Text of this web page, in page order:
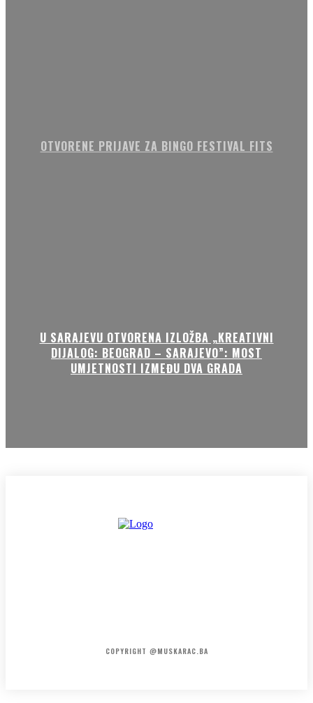
OTVORENE PRIJAVE ZA BINGO FESTIVAL FITS
U SARAJEVU OTVORENA IZLOŽBA „KREATIVNI
DIJALOG: BEOGRAD – SARAJEVO”: MOST
UMJETNOSTI IZMEĐU DVA GRADA
COPYRIGHT @MUSKARAC.BA